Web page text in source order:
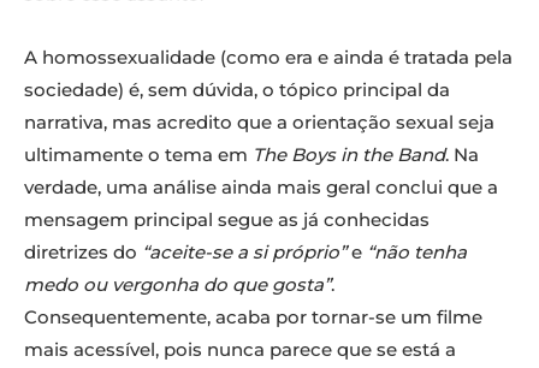
A homossexualidade (como era e ainda é tratada pela
sociedade) é, sem dúvida, o tópico principal da
narrativa, mas acredito que a orientação sexual seja
ultimamente o tema em The Boys in the Band. Na
verdade, uma análise ainda mais geral conclui que a
mensagem principal segue as já conhecidas
diretrizes do “aceite-se a si próprio”e “não tenha
medo ou vergonha do que gosta”.
Consequentemente, acaba por tornar-se um filme
mais acessível, pois nunca parece que se está a